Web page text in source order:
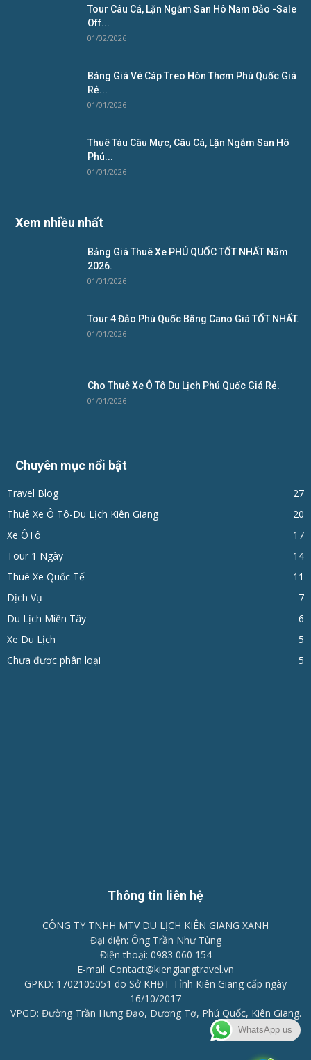
Tour Câu Cá, Lặn Ngắm San Hô Nam Đảo -Sale
Off...
01/02/2026
Bảng Giá Vé Cáp Treo Hòn Thơm Phú Quốc Giá
Rẻ...
01/01/2026
Thuê Tàu Câu Mực, Câu Cá, Lặn Ngắm San Hô
Phú...
01/01/2026
Xem nhiều nhất
Bảng Giá Thuê Xe PHÚ QUỐC TỐT NHẤT Năm
2026.
01/01/2026
Tour 4 Đảo Phú Quốc Bằng Cano Giá TỐT NHẤT.
01/01/2026
Cho Thuê Xe Ô Tô Du Lịch Phú Quốc Giá Rẻ.
01/01/2026
Chuyên mục nổi bật
Travel Blog
27
Thuê Xe Ô Tô-Du Lịch Kiên Giang
20
Xe ÔTô
17
Tour 1 Ngày
14
Thuê Xe Quốc Tế
11
Dịch Vụ
7
Du Lịch Miền Tây
6
Xe Du Lịch
5
Chưa được phân loại
5
Thông tin liên hệ
CÔNG TY TNHH MTV DU LỊCH KIÊN GIANG XANH
Đại diện: Ông Trần Như Tùng
Điện thoại: 0983 060 154
E-mail: Contact@kiengiangtravel.vn
GPKD: 1702105051 do Sở KHĐT Tỉnh Kiên Giang cấp ngày
16/10/2017
VPGD: Đường Trần Hưng Đạo, Dương Tơ, Phú Quốc, Kiên Giang.
WhatsApp us